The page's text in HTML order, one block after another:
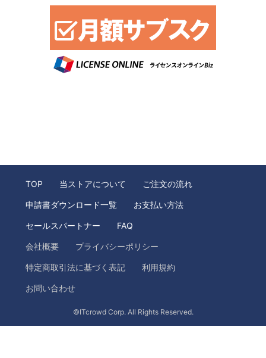
TOP 当ストアについて ご注文の流れ
申請書ダウンロード一覧 お支払い方法
セールスパートナー FAQ
会社概要 プライバシーポリシー
特定商取引法に基づく表記 利用規約
お問い合わせ
©ITcrowd Corp. All Rights Reserved.